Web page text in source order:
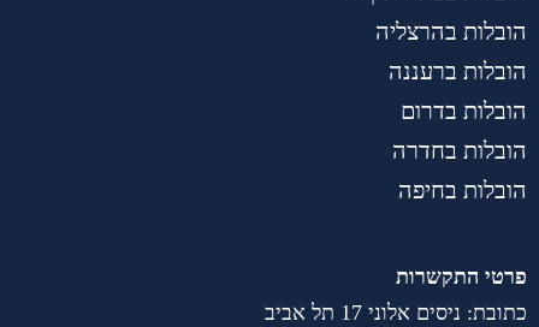
הובלות בהרצליה
הובלות ברעננה
הובלות בדרום
הובלות בחדרה
הובלות בחיפה
פרטי התקשרות
כתובת: ניסים אלוני 17 תל אביב